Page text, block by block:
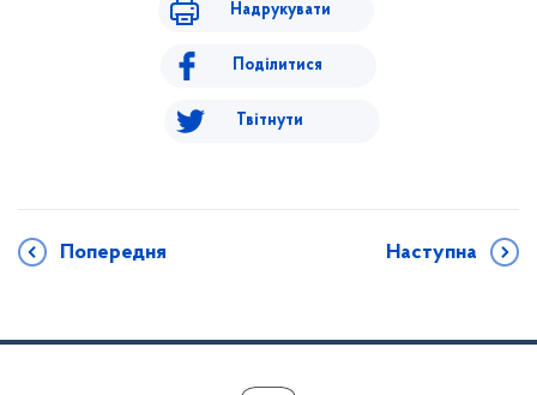
Надрукувати
Поділитися
Твітнути
Попередня Наступна